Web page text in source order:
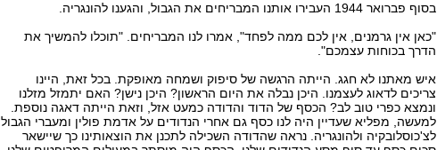
בסוף פברואר 1944 העבירו אותנו המבריחים את הגבול, והגענו להונגריה.
"כאן אין גרמנים, אין לכם ממה לפחד", אמרו לנו המבריחים. "תוכלו להמשיך את
הדרך בכוחות עצמכם".
איש מאתנו לא חגג. הייתה הרגשה של סיפוק ושמחה מאופקת. בכל זאת, היינו
צריכים לדאוג לעצמנו. היכן נבלה את היום הראשון? היכן נישן? האם יתמזל מזלנו
ונמצא כפרי טוב לב? הכסף של הדוד והדודה כמעט אזל, וזאת הייתה דאגה נוספת.
למעשה, מפליא שעדיין היה לנו כסף גם אחרי הנדודים על אדמת פולין ומעברי הגבול
לצ'כוסלובקיה ולהונגריה. נראה שהדודה השכילה לתכנן את הוצאותינו כך שיישאר